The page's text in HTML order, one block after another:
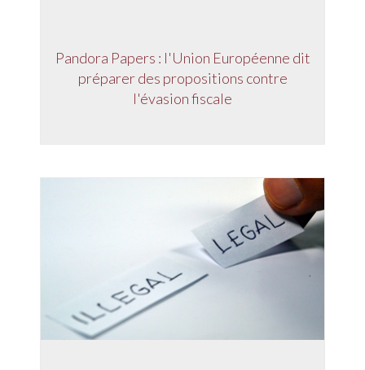
Pandora Papers : l'Union Européenne dit
préparer des propositions contre
l'évasion fiscale